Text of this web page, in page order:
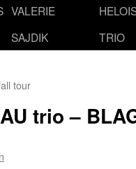
VALERIE
SAJDIK
TRIO
tour
trio –